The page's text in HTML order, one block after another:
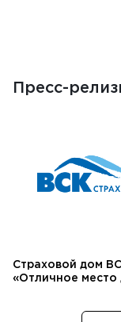
Пресс-
Страховой дом
«Отличное место